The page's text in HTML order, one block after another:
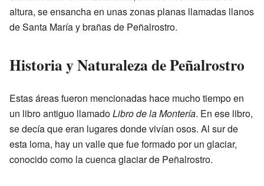
altura, se ensancha en unas zonas planas llamadas llanos
de Santa María y brañas de Peñalrostro.
Historia y Naturaleza de Peñalrostro
Estas áreas fueron mencionadas hace mucho tiempo en
un libro antiguo llamadoLibro de la Montería. En ese libro,
se decía que eran lugares donde vivían osos. Al sur de
esta loma, hay un valle que fue formado por un glaciar,
conocido como la cuenca glaciar de Peñalrostro.